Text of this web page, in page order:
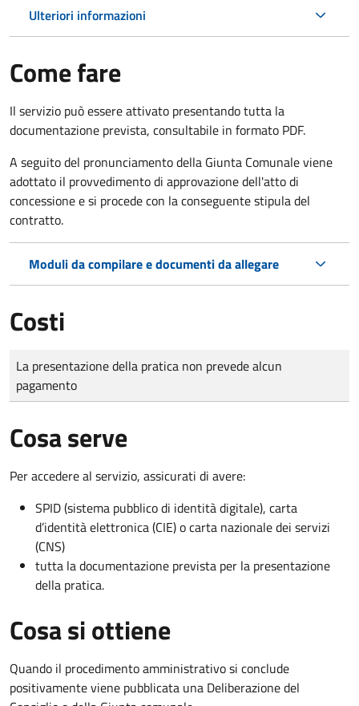
Ulteriori informazioni
Come fare
Il servizio può essere attivato presentando tutta la
documentazione prevista, consultabile in formato PDF.
A seguito del pronunciamento della Giunta Comunale viene
adottato il provvedimento di approvazione dell'atto di
concessione e si procede con la conseguente stipula del
contratto.
Moduli da compilare e documenti da allegare
Costi
Tipo di pagamento
Importo
La presentazione della pratica non prevede alcun
pagamento
Cosa serve
Per accedere al servizio, assicurati di avere:
SPID (sistema pubblico di identità digitale), carta
d’identità elettronica (CIE) o carta nazionale dei servizi
(CNS)
tutta la documentazione prevista per la presentazione
della pratica.
Cosa si ottiene
Quando il procedimento amministrativo si conclude
positivamente viene pubblicata una Deliberazione del